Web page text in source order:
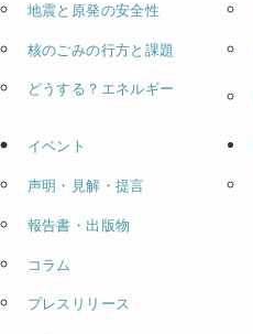
地震と原発の安全性
核のごみの行方と課題
どうする？エネルギー
イベント
声明・見解・提言
報告書・出版物
コラム
プレスリリース